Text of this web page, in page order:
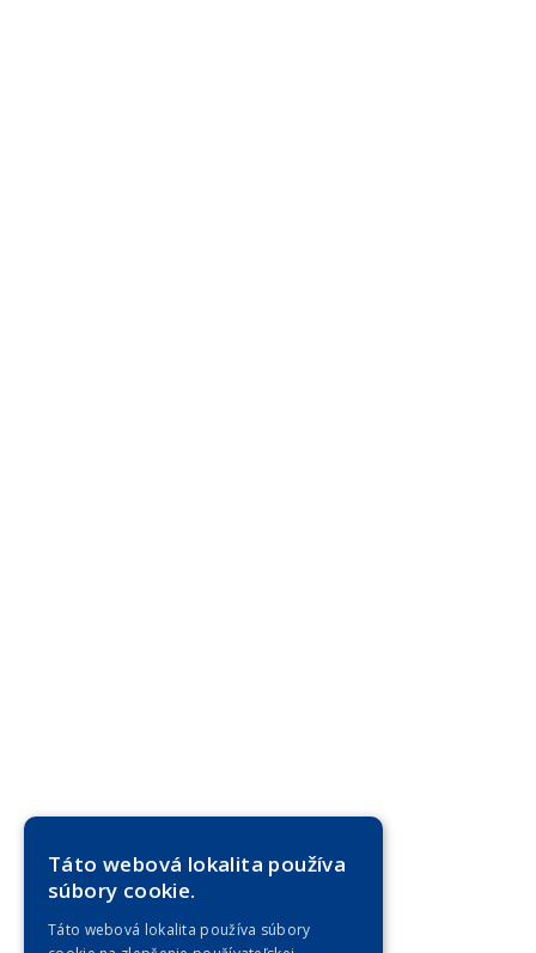
Táto webová lokalita používa
súbory cookie.
Táto webová lokalita používa súbory